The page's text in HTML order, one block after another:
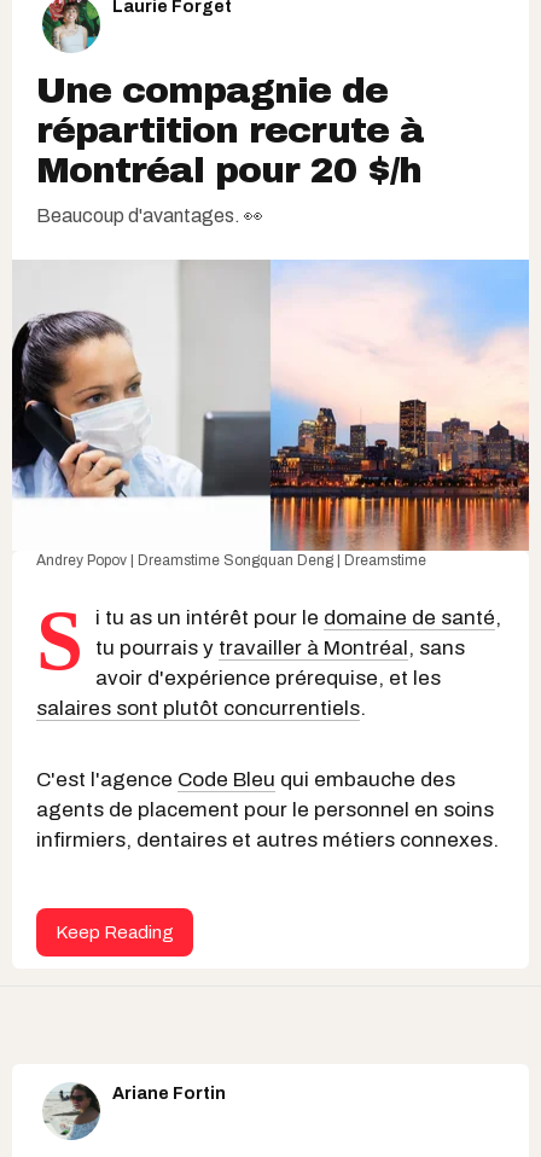
Laurie Forget
Une compagnie de
répartition recrute à
Montréal pour 20 $/h
Beaucoup d'avantages. 👀
Andrey Popov | Dreamstime Songquan Deng | Dreamstime
S i tu as un intérêt pour le domaine de santé,
tu pourrais y travailler à Montréal, sans
avoir d'expérience prérequise, et les
salaires sont plutôt concurrentiels.
C'est l'agence Code Bleu qui embauche des
agents de placement pour le personnel en soins
infirmiers, dentaires et autres métiers connexes.
Keep Reading
Ariane Fortin